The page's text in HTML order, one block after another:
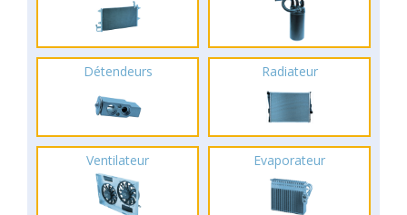
Détendeurs Radiateur
Ventilateur Evaporateur